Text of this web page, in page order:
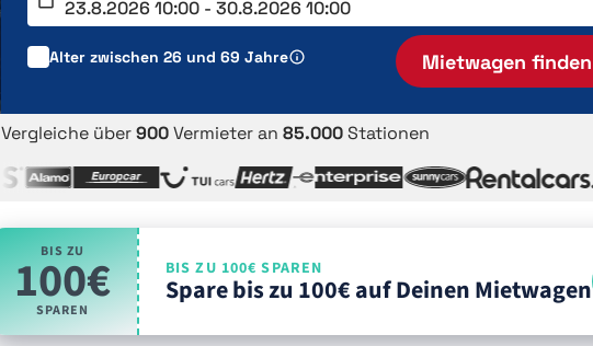
Alter zwischen 26 und 69 Jahre Mietwagen finden
Vergleiche über900Vermieter an 85.000Stationen
BIS ZU
100€
SPAREN
BIS ZU 100€ SPAREN
Spare bis zu 100€ auf Deinen Mietwagen